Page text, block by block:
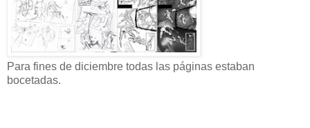
Para fines de diciembre todas las páginas estaban
bocetadas.